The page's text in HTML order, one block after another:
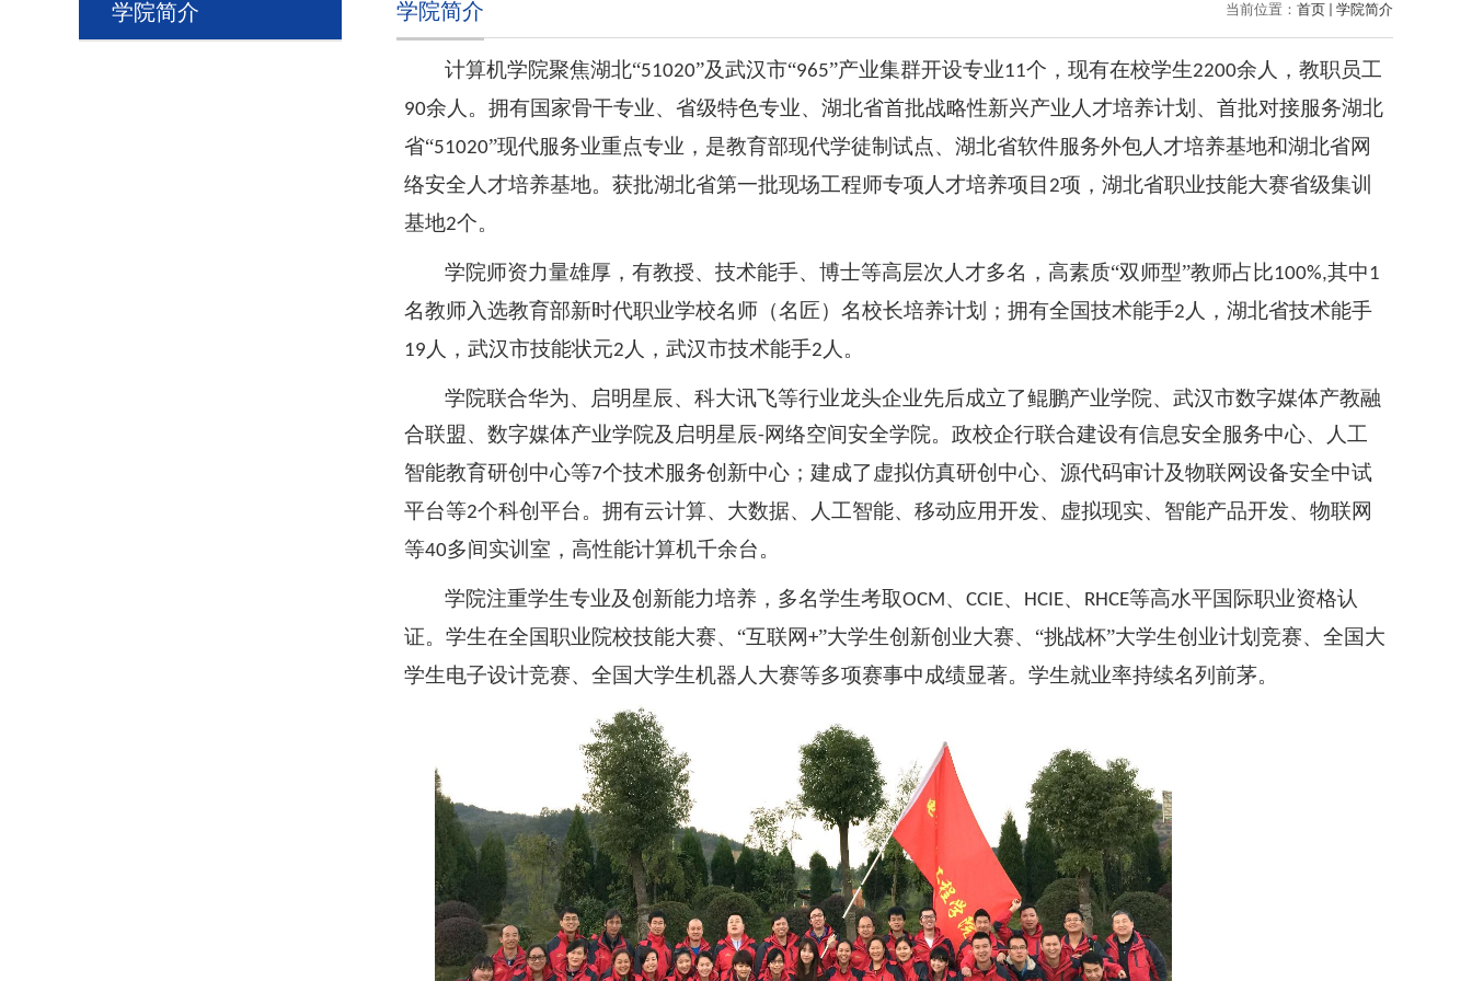
学院简介 当前位置： 首页 学院简介
学院简介
计算机学院聚焦湖北“51020”及武汉市“965”产业集群开设专业11个，现有在校学生2200余人，教职员工
90余人。拥有国家骨干专业、省级特色专业、湖北省首批战略性新兴产业人才培养计划、首批对接服务湖北
省“51020”现代服务业重点专业，是教育部现代学徒制试点、湖北省软件服务外包人才培养基地和湖北省网
络安全人才培养基地。获批湖北省第一批现场工程师专项人才培养项目 2项，湖北省职业技能大赛省级集训
基地2个。
学院师资力量雄厚，有教授、技术能手、博士等高层次人才多名，高素质“双师型”教师占比100%,其中1
名教师入选教育部新时代职业学校名师（名匠）名校长培养计划；拥有全国技术能手2 人，湖北省技术能手
19 人，武汉市技能状元2 人，武汉市技术能手2 人。
学院联合华为、启明星辰、科大讯飞等行业龙头企业先后成立了鲲鹏产业学院、武汉市数字媒体产教融
合联盟、数字媒体产业学院及启明星辰-网络空间安全学院。政校企行联合建设有信息安全服务中心、人工
智能教育研创中心等7个技术服务创新中心；建成了虚拟仿真研创中心、源代码审计及物联网设备安全中试
平台等2个科创平台。拥有云计算、大数据、人工智能、移动应用开发、虚拟现实、智能产品开发、物联网
等40多间实训室，高性能计算机千余台。
学院注重学生专业及创新能力培养，多名学生考取OCM、 CCIE、 HCIE、 RHCE等高水平国际职业资格认
证。学生在全国职业院校技能大赛、“互联网+”大学生创新创业大赛、“挑战杯”大学生创业计划竞赛、全国大
学生电子设计竞赛、全国大学生机器人大赛等多项赛事中成绩显著。学生就业率持续名列前茅。